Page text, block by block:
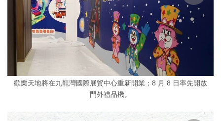
歡樂天地將在九龍灣國際展貿中心重新開業；8 月 8 日率先開放
門外禮品機。